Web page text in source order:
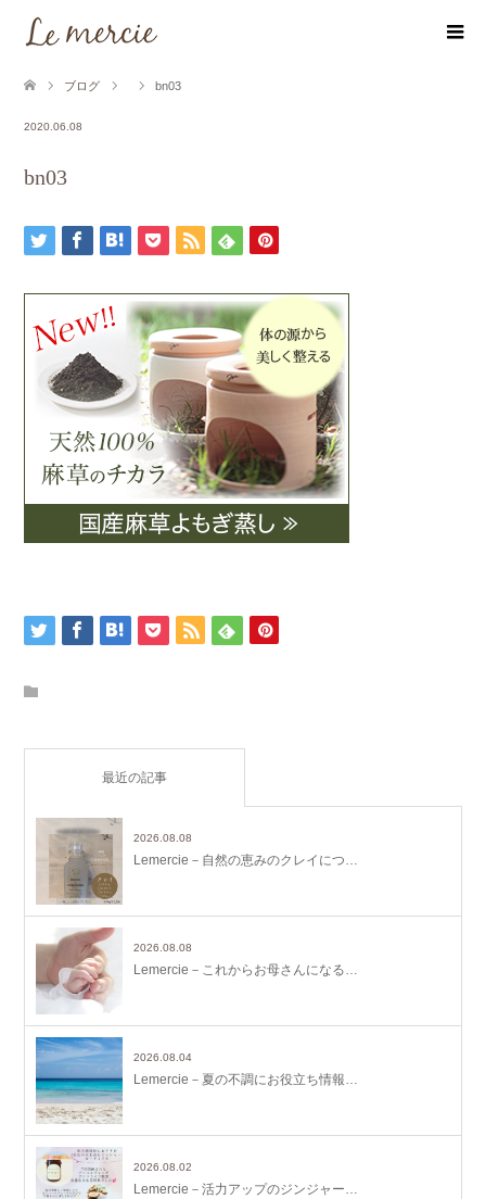
ブログ bn03
2020.06.08
bn03
最近の記事
2026.08.08
Lemercie－自然の恵みのクレイにつ…
2026.08.08
Lemercie－これからお母さんになる…
2026.08.04
Lemercie－夏の不調にお役立ち情報…
2026.08.02
Lemercie－活力アップのジンジャー…